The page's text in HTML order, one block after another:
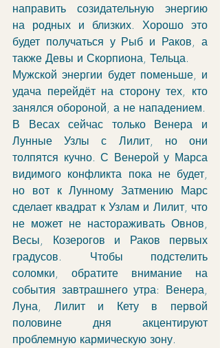
направить созидательную энергию
на родных и близких. Хорошо это
будет получаться у Рыб и Раков, а
также Девы и Скорпиона, Тельца.
Мужской энергии будет поменьше, и
удача перейдёт на сторону тех, кто
В Весах сейчас только Венера и
Лунные Узлы с Лилит, но они
толпятся кучно. С Венерой у Марса
видимого конфликта пока не будет,
но вот к Лунному Затмению Марс
сделает квадрат к Узлам и Лилит, что
не может не настораживать Овнов,
Весы, Козерогов и Раков первых
градусов. Чтобы подстелить
соломки, обратите внимание на
события завтрашнего утра: Венера,
Луна, Лилит и Кету в первой
половине дня акцентируют
проблемную кармическую зону.